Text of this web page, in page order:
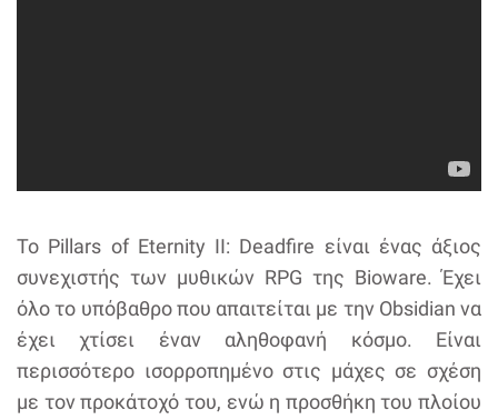
Το Pillars of Eternity II: Deadfire είναι ένας άξιος
συνεχιστής των μυθικών RPG της Bioware. Έχει
όλο το υπόβαθρο που απαιτείται με την Obsidian να
έχει χτίσει έναν αληθοφανή κόσμο. Είναι
περισσότερο ισορροπημένο στις μάχες σε σχέση
με τον προκάτοχό του, ενώ η προσθήκη του πλοίου